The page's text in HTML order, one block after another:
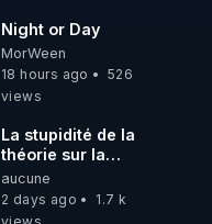
Night or Day
MorWeen
18 hours ago
526
views
La stupidité de la
théorie sur la
responsabilité de
l’homme
concernant le
aucune
2 days ago
1.7 k